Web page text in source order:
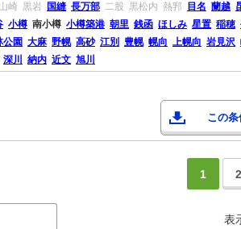
山崎 黒岩 国縫 長万部 二股 黒松内 熱郛 目名 蘭越
小樽 南小樽 小樽築港 朝里 銭函 ほしみ 星置 稲穂
公園 大麻 野幌 高砂 江別 豊幌 幌向 上幌向 岩見沢
深川 納内 近文 旭川
この
1 2
表